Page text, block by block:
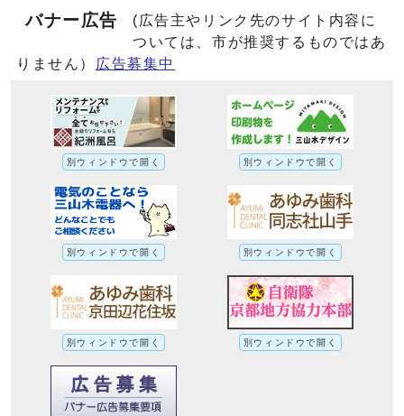
バナー広告
(広告主やリンク先のサイト内容に
ついては、市が推奨するものではあ
りません）
広告募集中
別ウィンドウで開く 別ウィンドウで開く
別ウィンドウで開く 別ウィンドウで開く
別ウィンドウで開く 別ウィンドウで開く